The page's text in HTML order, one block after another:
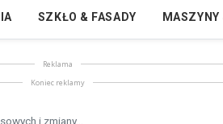
SZKŁO & FASADY MASZYNY
Reklama
Koniec reklamy
i zmiany...